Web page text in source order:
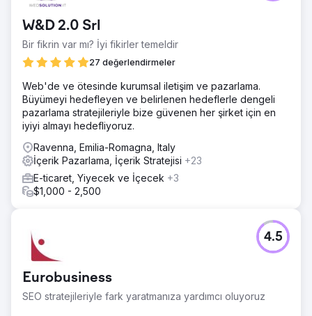
W&D 2.0 Srl
Bir fikrin var mı? İyi fikirler temeldir
27 değerlendirmeler
Web'de ve ötesinde kurumsal iletişim ve pazarlama.
Büyümeyi hedefleyen ve belirlenen hedeflerle dengeli
pazarlama stratejileriyle bize güvenen her şirket için en
iyiyi almayı hedefliyoruz.
Ravenna, Emilia-Romagna, Italy
İçerik Pazarlama, İçerik Stratejisi +23
E-ticaret, Yiyecek ve İçecek +3
$1,000 - 2,500
Eurobusiness
SEO stratejileriyle fark yaratmanıza yardımcı oluyoruz
4.5